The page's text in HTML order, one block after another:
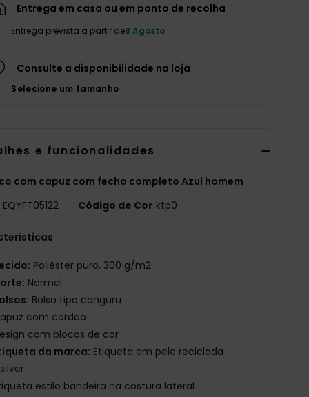
Entrega em casa ou em ponto de recolha
Entrega prevista a partir de8 Agosto
Consulte a disponibilidade na loja
Selecione um tamanho
e funcionalidades
com capuz com fecho completo Azul homem
EQYFT05122 Código de Cor ktp0
Poliéster puro, 300 g/m2
Normal
Bolso tipo canguru
com cordão
com blocos de cor
da marca: Etiqueta em pele reciclada
estilo bandeira na costura lateral